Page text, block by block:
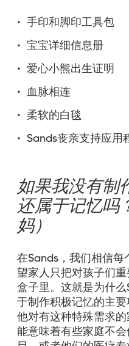
• 手印和脚印工具包
• 宝宝详细信息册
• 爱心小熊出生证明
• 血脉相连
• 柔软的白毯
• Sands丧亲支持应用
如果我没有制
还属于记忆吗
妈）
在Sands，我们相信每
望家人只把对孩子们
盒子里。这就是为什
于制作积极记忆的主
他对有这种特殊需求的
能意味着有些家庭不